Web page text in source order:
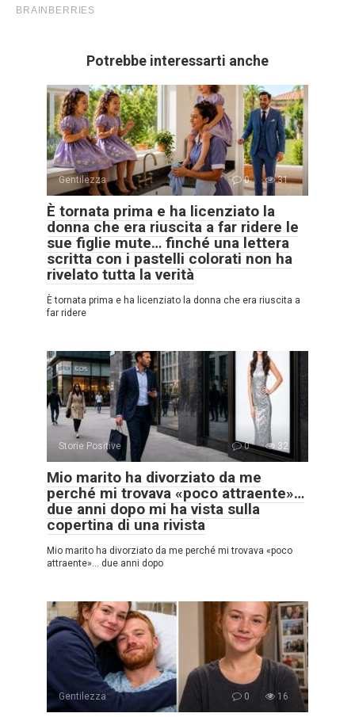
Potrebbe interessarti anche
Gentilezza 0 31
È tornata prima e ha licenziato la
donna che era riuscita a far ridere le
sue figlie mute… finché una lettera
scritta con i pastelli colorati non ha
rivelato tutta la verità
È tornata prima e ha licenziato la donna che era riuscita a
far ridere
Storie Positive 0 32
Mio marito ha divorziato da me
perché mi trovava «poco attraente»…
due anni dopo mi ha vista sulla
copertina di una rivista
Mio marito ha divorziato da me perché mi trovava «poco
attraente»… due anni dopo
Gentilezza 0 16